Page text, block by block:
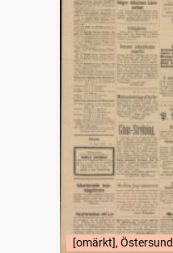
[omärkt], Östersund